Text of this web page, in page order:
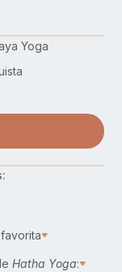
Yoga
Hatha Yoga: